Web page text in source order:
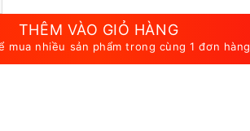
THÊM VÀO GIỎ HÀNG
mua nhiều sản phẩm trong cùng 1 đơn hàng